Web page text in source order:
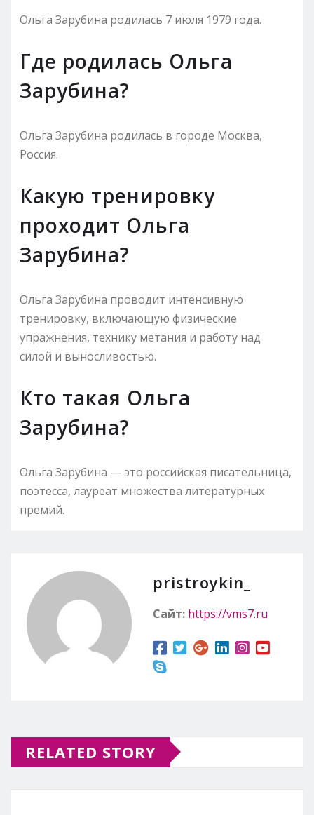
Ольга Зарубина родилась 7 июля 1979 года.
Где родилась Ольга
Зарубина?
Ольга Зарубина родилась в городе Москва,
Россия.
Какую тренировку
проходит Ольга
Зарубина?
Ольга Зарубина проводит интенсивную
тренировку, включающую физические
упражнения, технику метания и работу над
силой и выносливостью.
Кто такая Ольга
Зарубина?
Ольга Зарубина — это российская писательница,
поэтесса, лауреат множества литературных
премий.
pristroykin_
Сайт: https://vms7.ru
RELATED STORY